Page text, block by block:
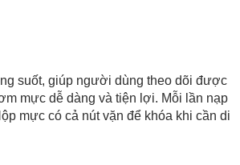
suốt, giúp người dùng theo dõi được
mực dễ dàng và tiện lợi. Mỗi lần nạp
mực có cả nút vặn để khóa khi cần di